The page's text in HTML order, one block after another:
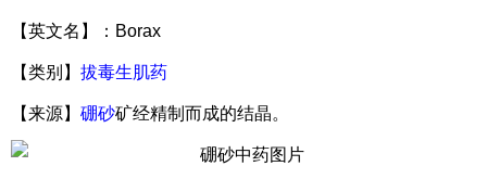
【英文名】：Borax
【类别】 拔毒生肌药
【来源】 硼砂矿经精制而成的结晶。